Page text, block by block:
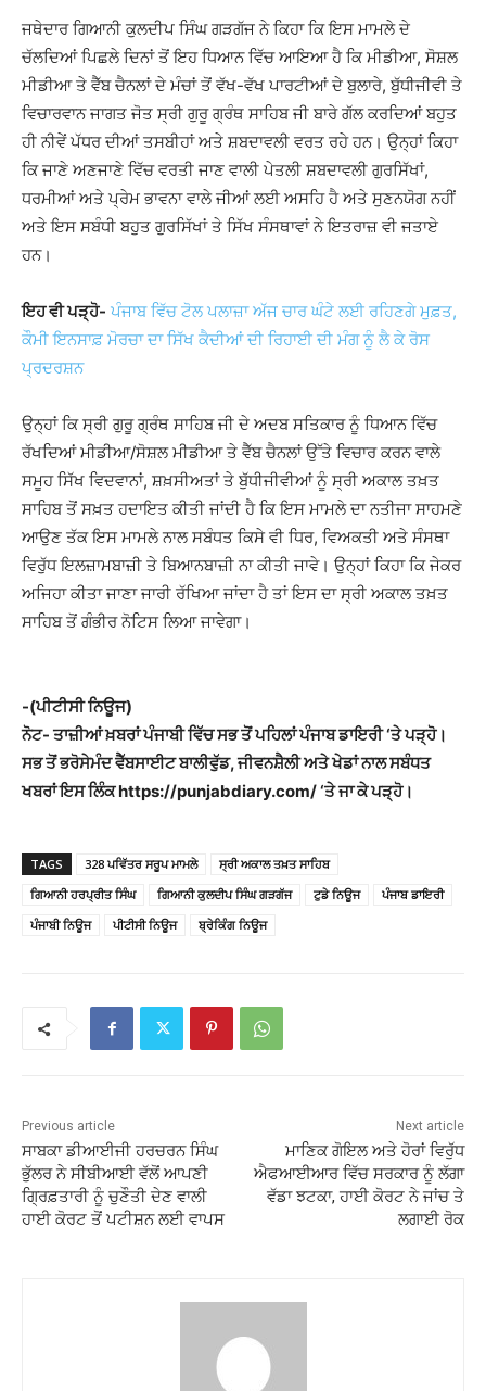
ਜਥੇਦਾਰ ਗਿਆਨੀ ਕੁਲਦੀਪ ਸਿੰਘ ਗੜਗੱਜ ਨੇ ਕਿਹਾ ਕਿ ਇਸ ਮਾਮਲੇ ਦੇ
ਚੱਲਦਿਆਂ ਪਿਛਲੇ ਦਿਨਾਂ ਤੋਂ ਇਹ ਧਿਆਨ ਵਿੱਚ ਆਇਆ ਹੈ ਕਿ ਮੀਡੀਆ, ਸੋਸ਼ਲ
ਮੀਡੀਆ ਤੇ ਵੈੱਬ ਚੈਨਲਾਂ ਦੇ ਮੰਚਾਂ ਤੋਂ ਵੱਖ-ਵੱਖ ਪਾਰਟੀਆਂ ਦੇ ਬੁਲਾਰੇ, ਬੁੱਧੀਜੀਵੀ ਤੇ
ਵਿਚਾਰਵਾਨ ਜਾਗਤ ਜੋਤ ਸ੍ਰੀ ਗੁਰੂ ਗ੍ਰੰਥ ਸਾਹਿਬ ਜੀ ਬਾਰੇ ਗੱਲ ਕਰਦਿਆਂ ਬਹੁਤ
ਹੀ ਨੀਵੇਂ ਪੱਧਰ ਦੀਆਂ ਤਸਬੀਹਾਂ ਅਤੇ ਸ਼ਬਦਾਵਲੀ ਵਰਤ ਰਹੇ ਹਨ। ਉਨ੍ਹਾਂ ਕਿਹਾ
ਕਿ ਜਾਣੇ ਅਣਜਾਣੇ ਵਿੱਚ ਵਰਤੀ ਜਾਣ ਵਾਲੀ ਪੇਤਲੀ ਸ਼ਬਦਾਵਲੀ ਗੁਰਸਿੱਖਾਂ,
ਧਰਮੀਆਂ ਅਤੇ ਪ੍ਰੇਮ ਭਾਵਨਾ ਵਾਲੇ ਜੀਆਂ ਲਈ ਅਸਹਿ ਹੈ ਅਤੇ ਸੁਣਨਯੋਗ ਨਹੀਂ
ਅਤੇ ਇਸ ਸਬੰਧੀ ਬਹੁਤ ਗੁਰਸਿੱਖਾਂ ਤੇ ਸਿੱਖ ਸੰਸਥਾਵਾਂ ਨੇ ਇਤਰਾਜ਼ ਵੀ ਜਤਾਏ
ਹਨ।
ਇਹ ਵੀ ਪੜ੍ਹੋ- ਪੰਜਾਬ ਵਿੱਚ ਟੋਲ ਪਲਾਜ਼ਾ ਅੱਜ ਚਾਰ ਘੰਟੇ ਲਈ ਰਹਿਣਗੇ ਮੁਫ਼ਤ,
ਕੌਮੀ ਇਨਸਾਫ਼ ਮੋਰਚਾ ਦਾ ਸਿੱਖ ਕੈਦੀਆਂ ਦੀ ਰਿਹਾਈ ਦੀ ਮੰਗ ਨੂੰ ਲੈ ਕੇ ਰੋਸ
ਪ੍ਰਦਰਸ਼ਨ
ਉਨ੍ਹਾਂ ਕਿ ਸ੍ਰੀ ਗੁਰੂ ਗ੍ਰੰਥ ਸਾਹਿਬ ਜੀ ਦੇ ਅਦਬ ਸਤਿਕਾਰ ਨੂੰ ਧਿਆਨ ਵਿੱਚ
ਰੱਖਦਿਆਂ ਮੀਡੀਆ/ਸੋਸ਼ਲ ਮੀਡੀਆ ਤੇ ਵੈੱਬ ਚੈਨਲਾਂ ਉੱਤੇ ਵਿਚਾਰ ਕਰਨ ਵਾਲੇ
ਸਮੂਹ ਸਿੱਖ ਵਿਦਵਾਨਾਂ, ਸ਼ਖ਼ਸੀਅਤਾਂ ਤੇ ਬੁੱਧੀਜੀਵੀਆਂ ਨੂੰ ਸ੍ਰੀ ਅਕਾਲ ਤਖ਼ਤ
ਸਾਹਿਬ ਤੋਂ ਸਖ਼ਤ ਹਦਾਇਤ ਕੀਤੀ ਜਾਂਦੀ ਹੈ ਕਿ ਇਸ ਮਾਮਲੇ ਦਾ ਨਤੀਜਾ ਸਾਹਮਣੇ
ਆਉਣ ਤੱਕ ਇਸ ਮਾਮਲੇ ਨਾਲ ਸਬੰਧਤ ਕਿਸੇ ਵੀ ਧਿਰ, ਵਿਅਕਤੀ ਅਤੇ ਸੰਸਥਾ
ਵਿਰੁੱਧ ਇਲਜ਼ਾਮਬਾਜ਼ੀ ਤੇ ਬਿਆਨਬਾਜ਼ੀ ਨਾ ਕੀਤੀ ਜਾਵੇ। ਉਨ੍ਹਾਂ ਕਿਹਾ ਕਿ ਜੇਕਰ
ਅਜਿਹਾ ਕੀਤਾ ਜਾਣਾ ਜਾਰੀ ਰੱਖਿਆ ਜਾਂਦਾ ਹੈ ਤਾਂ ਇਸ ਦਾ ਸ੍ਰੀ ਅਕਾਲ ਤਖ਼ਤ
ਸਾਹਿਬ ਤੋਂ ਗੰਭੀਰ ਨੋਟਿਸ ਲਿਆ ਜਾਵੇਗਾ।
-(ਪੀਟੀਸੀ ਨਿਊਜ)
ਨੋਟ- ਤਾਜ਼ੀਆਂ ਖ਼ਬਰਾਂ ਪੰਜਾਬੀ ਵਿੱਚ ਸਭ ਤੋਂ ਪਹਿਲਾਂ ਪੰਜਾਬ ਡਾਇਰੀ ‘ਤੇ ਪੜ੍ਹੋ।
ਸਭ ਤੋਂ ਭਰੋਸੇਮੰਦ ਵੈੱਬਸਾਈਟ ਬਾਲੀਵੁੱਡ, ਜੀਵਨਸ਼ੈਲੀ ਅਤੇ ਖੇਡਾਂ ਨਾਲ ਸਬੰਧਤ
ਖਬਰਾਂ ਇਸ ਲਿੰਕ https://punjabdiary.com/ ‘ਤੇ ਜਾ ਕੇ ਪੜ੍ਹੋ।
TAGS 328 ਪਵਿੱਤਰ ਸਰੂਪ ਮਾਮਲੇ
ਸ੍ਰੀ ਅਕਾਲ ਤਖ਼ਤ ਸਾਹਿਬ
ਗਿਆਨੀ ਹਰਪ੍ਰੀਤ ਸਿੰਘ
ਗਿਆਨੀ ਕੁਲਦੀਪ ਸਿੰਘ ਗੜਗੱਜ ਟੁਡੇ ਨਿਊਜ
ਪੰਜਾਬ ਡਾਇਰੀ
ਪੰਜਾਬੀ ਨਿਊਜ
ਪੀਟੀਸੀ ਨਿਊਜ ਬ੍ਰੇਕਿੰਗ ਨਿਊਜ
Previous article
ਸਾਬਕਾ ਡੀਆਈਜੀ ਹਰਚਰਨ ਸਿੰਘ
ਭੁੱਲਰ ਨੇ ਸੀਬੀਆਈ ਵੱਲੋਂ ਆਪਣੀ
ਗ੍ਰਿਫ਼ਤਾਰੀ ਨੂੰ ਚੁਣੌਤੀ ਦੇਣ ਵਾਲੀ
ਹਾਈ ਕੋਰਟ ਤੋਂ ਪਟੀਸ਼ਨ ਲਈ ਵਾਪਸ
Next article
ਮਾਣਿਕ ​​ਗੋਇਲ ਅਤੇ ਹੋਰਾਂ ਵਿਰੁੱਧ
ਐਫਆਈਆਰ ਵਿੱਚ ਸਰਕਾਰ ਨੂੰ ਲੱਗਾ
ਵੱਡਾ ਝਟਕਾ, ਹਾਈ ਕੋਰਟ ਨੇ ਜਾਂਚ ਤੇ
ਲਗਾਈ ਰੋਕ